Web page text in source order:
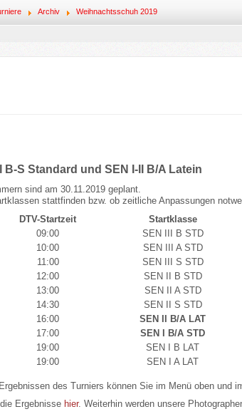
Archiv Weihnachtsschuh 2019
B-S Standard und SEN I-II B/A Latein
sind am 30.11.2019 geplant.
stattfinden bzw. ob zeitliche Anpassungen
DTV-Startzeit Startklasse
09:00 SEN III B STD
10:00 SEN III A STD
11:00 SEN III S STD
12:00 SEN II B STD
13:00 SEN II A STD
14:30 SEN II S STD
16:00 SEN II B/A LAT
17:00 SEN I B/A STD
19:00 SEN I B LAT
19:00 SEN I A LAT
des Turniers können Sie im Menü oben und
Ergebnisse hier. Weiterhin werden unsere